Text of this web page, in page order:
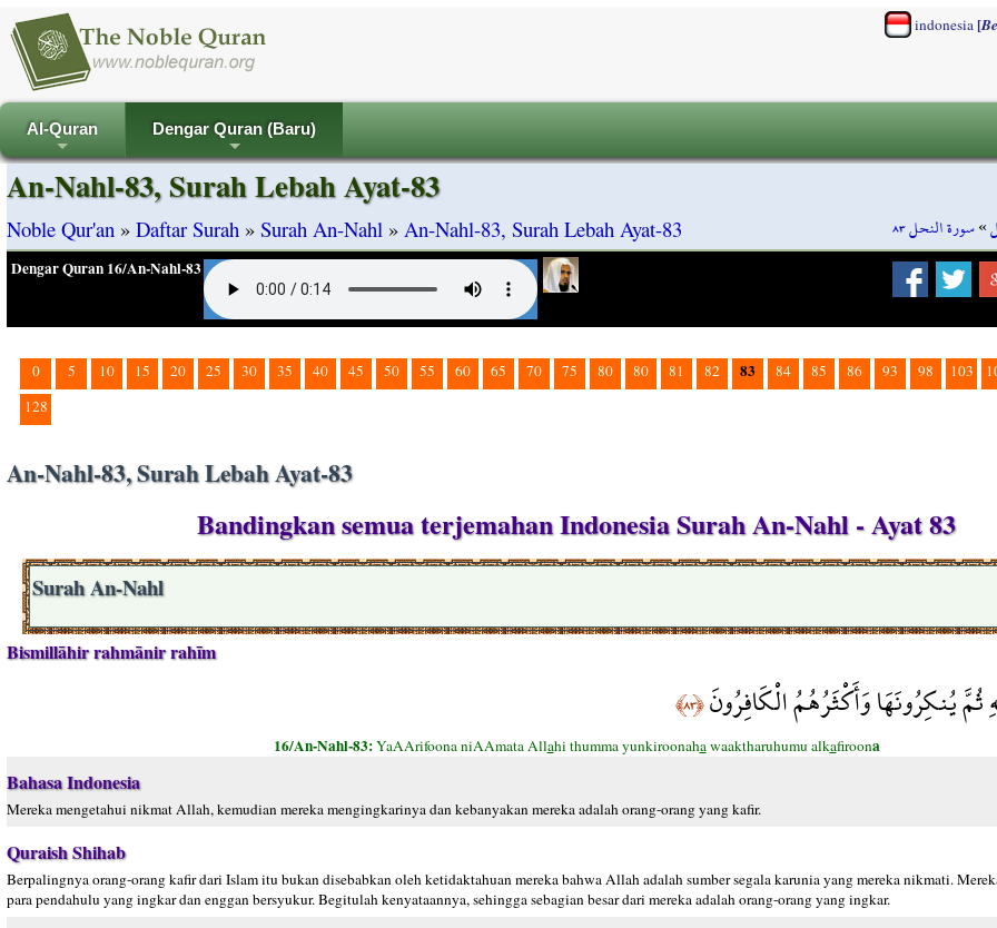
indonesia[
+
Al-Quran
+
Dengar Quran (Baru)
»سورة النحل ٨٣
An-Nahl-83, Surah Lebah Ayat-83
Noble Qur'an » Daftar Surah » Surah An-Nahl » An-Nahl-83, Surah Lebah Ayat-83
Dengar Quran 16/An-Nahl-83
0 5 10 15 20 25 30 35 40 45 50 55 60 65 70 75 80 80 81 82 83 84 85 86 93 98 103
128
An-Nahl-83, Surah Lebah Ayat-83
Bandingkan semua terjemahan Indonesia Surah An-Nahl - Ayat 83
Surah An-Nahl
Bismillāhir rahmānir rahīm
يُنكِرُونَهَا وَأَكْثَرُهُمُ الْكَافِرُونَ﴿٨٣﴾
16/An-Nahl-83:YaAArifoona niAAmata Allahi thumma yunkiroonahawaaktharuhumu alkafiroona
Bahasa Indonesia
Mereka mengetahui nikmat Allah, kemudian mereka mengingkarinya dan kebanyakan mereka adalah orang-orang yang kafir.
Quraish Shihab
Berpalingnya orang-orang kafir dari Islam itu bukan disebabkan oleh ketidaktahuan mereka bahwa Allah adalah sumber segala karunia yang mereka nikmati.
para pendahulu yang ingkar dan enggan bersyukur. Begitulah kenyataannya, sehingga sebagian besar dari mereka adalah orang-orang yang ingkar.